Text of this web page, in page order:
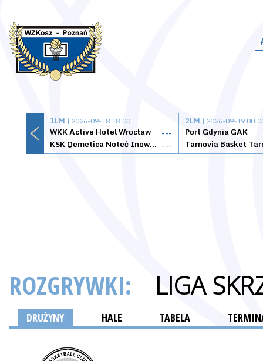
1LM | 2026-09-18 18:00
WKK Active Hotel Wrocław
---
KSK Qemetica Noteć Inowrocław ---
2LM | 2026-09-19
Port Gdynia GAK
ROZGRYWKI: LIGA
DRUŻYNY HALE TABELA